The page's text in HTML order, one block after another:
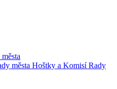
města Hoštky a Komisí Rady